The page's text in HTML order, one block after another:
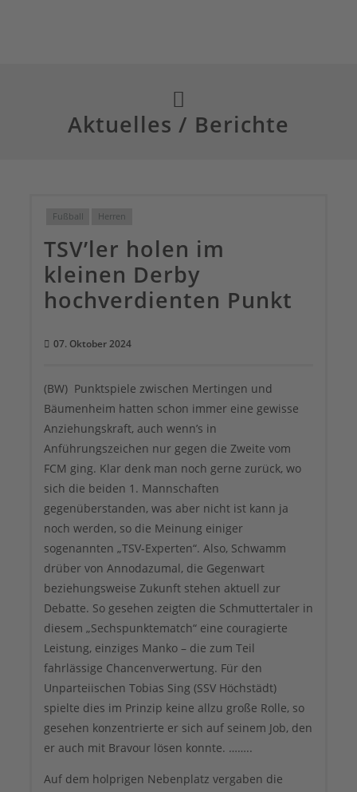
Aktuelles / Berichte
Fußball Herren
TSV’ler holen im
kleinen Derby
hochverdienten Punkt
07. Oktober 2024
(BW) Punktspiele zwischen Mertingen und
Bäumenheim hatten schon immer eine gewisse
Anziehungskraft, auch wenn’s in
Anführungszeichen nur gegen die Zweite vom
FCM ging. Klar denk man noch gerne zurück, wo
sich die beiden 1. Mannschaften
gegenüberstanden, was aber nicht ist kann ja
noch werden, so die Meinung einiger
sogenannten „TSV-Experten“. Also, Schwamm
drüber von Annodazumal, die Gegenwart
beziehungsweise Zukunft stehen aktuell zur
Debatte. So gesehen zeigten die Schmuttertaler in
diesem „Sechspunktematch“ eine couragierte
Leistung, einziges Manko – die zum Teil
fahrlässige Chancenverwertung. Für den
Unparteiischen Tobias Sing (SSV Höchstädt)
spielte dies im Prinzip keine allzu große Rolle, so
gesehen konzentrierte er sich auf seinem Job, den
er auch mit Bravour lösen konnte. ……..
Auf dem holprigen Nebenplatz vergaben die